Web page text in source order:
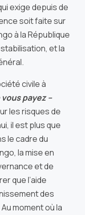
exige depuis de
soit faite sur
à la République
et la
civile à
payez –
les risques de
il est plus que
le cadre du
la mise en
et de
que l’aide
des
moment où la